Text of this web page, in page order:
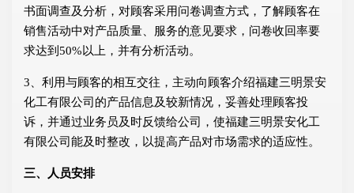
书面调查及分析，对顾客采用问卷调查方式，了解顾客在
销售活动中对产品质量、服务的意见要求，问卷收回率要
求达到50%以上，并有分析活动。
3、利用与顾客的相互交往，主动向顾客介绍福建三明景安
化工有限公司的产品信息及较新情况，妥善处理顾客投
诉，并通过业务员及时反馈给公司，使福建三明景安化工
有限公司能及时整改，以提高产品对市场需求的适应性。
三、人员安排